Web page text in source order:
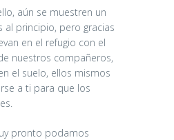
aún se muestren un
principio, pero gracias
en el refugio con el
nuestros compañeros,
el suelo, ellos mismos
a ti para que los
pronto podamos